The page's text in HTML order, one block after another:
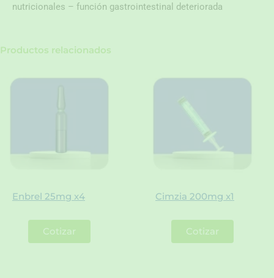
nutricionales – función gastrointestinal deteriorada
Productos relacionados
Enbrel 25mg x4
Cotizar
Cimzia 200mg x1
Cotizar